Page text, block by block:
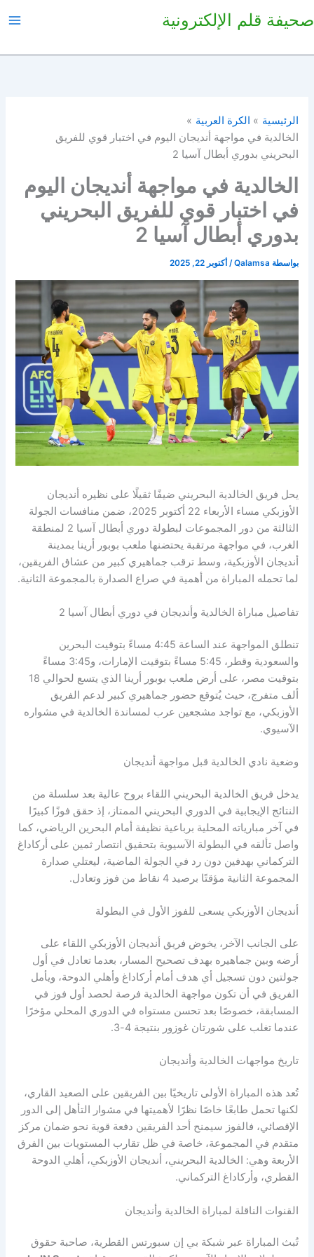
إلى
صحيفة قلم الإلكترونية
الرئيسية
الكرة العربية
الخالدية في مواجهة أنديجان اليوم في اختبار قوي للفريق
البحريني بدوري أبطال آسيا 2
الخالدية في مواجهة أنديجان اليوم
في اختبار قوي للفريق البحريني
بدوري أبطال آسيا 2
بواسطة Qalamsa
/ أكتوبر 22, 2025
يحل فريق الخالدية البحريني ضيفًا ثقيلًا على نظيره أنديجان
الأوزبكي مساء الأربعاء 22 أكتوبر 2025، ضمن منافسات الجولة
الثالثة من دور المجموعات لبطولة دوري أبطال آسيا 2 لمنطقة
الغرب، في مواجهة مرتقبة يحتضنها ملعب بوبور أرينا بمدينة
أنديجان الأوزبكية، وسط ترقب جماهيري كبير من عشاق الفريقين،
لما تحمله المباراة من أهمية في صراع الصدارة بالمجموعة الثانية.
تفاصيل مباراة الخالدية وأنديجان في دوري أبطال آسيا 2
تنطلق المواجهة عند الساعة 4:45 مساءً بتوقيت البحرين
والسعودية وقطر، 5:45 مساءً بتوقيت الإمارات، و3:45 مساءً
بتوقيت مصر، على أرض ملعب بوبور أرينا الذي يتسع لحوالي 18
ألف متفرج، حيث يُتوقع حضور جماهيري كبير لدعم الفريق
الأوزبكي، مع تواجد مشجعين عرب لمساندة الخالدية في مشواره
الآسيوي.
وضعية نادي الخالدية قبل مواجهة أنديجان
يدخل فريق الخالدية البحريني اللقاء بروح عالية بعد سلسلة من
النتائج الإيجابية في الدوري البحريني الممتاز، إذ حقق فوزًا كبيرًا
في آخر مبارياته المحلية برباعية نظيفة أمام البحرين الرياضي، كما
واصل تألقه في البطولة الآسيوية بتحقيق انتصار ثمين على أركاداغ
التركماني بهدفين دون رد في الجولة الماضية، ليعتلي صدارة
المجموعة الثانية مؤقتًا برصيد 4 نقاط من فوز وتعادل.
أنديجان الأوزبكي يسعى للفوز الأول في البطولة
على الجانب الآخر، يخوض فريق أنديجان الأوزبكي اللقاء على
أرضه وبين جماهيره بهدف تصحيح المسار، بعدما تعادل في أول
جولتين دون تسجيل أي هدف أمام أركاداغ وأهلي الدوحة، ويأمل
الفريق في أن تكون مواجهة الخالدية فرصة لحصد أول فوز في
المسابقة، خصوصًا بعد تحسن مستواه في الدوري المحلي مؤخرًا
عندما تغلب على شورتان غوزور بنتيجة 4-3.
تاريخ مواجهات الخالدية وأنديجان
تُعد هذه المباراة الأولى تاريخيًا بين الفريقين على الصعيد القاري،
لكنها تحمل طابعًا خاصًا نظرًا لأهميتها في مشوار التأهل إلى الدور
الإقصائي، فالفوز سيمنح أحد الفريقين دفعة قوية نحو ضمان مركز
متقدم في المجموعة، خاصة في ظل تقارب المستويات بين الفرق
الأربعة وهي: الخالدية البحريني، أنديجان الأوزبكي، أهلي الدوحة
القطري، وأركاداغ التركماني.
القنوات الناقلة لمباراة الخالدية وأنديجان
تُبث المباراة عبر شبكة بي إن سبورتس القطرية، صاحبة حقوق